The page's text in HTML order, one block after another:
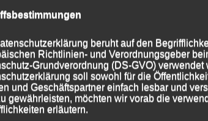
beruht auf den
Richtlinien- und Verordnungsgeber
Grundverordnung (DS-GVO) verwendet
soll sowohl für die
und Geschäftspartner einfach lesbar und
gewährleisten, möchten wir vorab die
erläutern.